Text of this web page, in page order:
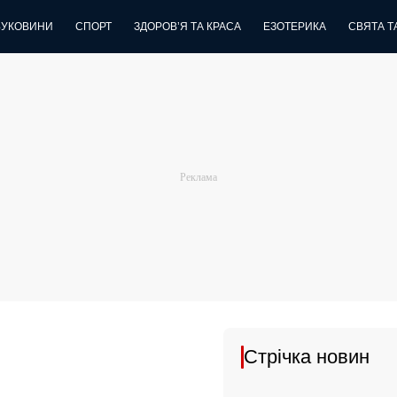
СПОРТ ЗДОРОВ’Я ТА КРАСА ЕЗОТЕРИКА СВЯТА
Стрічка новин